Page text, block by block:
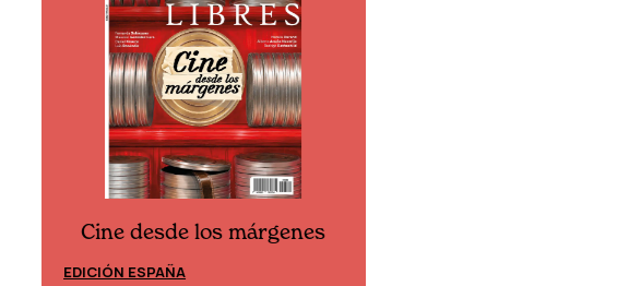
Cine desde los márgenes
EDICIÓN ESPAÑA